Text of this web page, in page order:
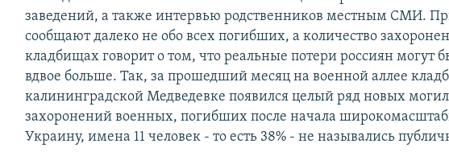
заведений, а также интервью родственников местным СМИ.
сообщают далеко не обо всех погибших, а количество
кладбищах говорит о том, что реальные потери россиян могут
вдвое больше. Так, за прошедший месяц на военной аллее
калининградской Медведевке появился целый ряд новых
захоронений военных, погибших после начала
Украину, имена 11 человек - то есть 38% - не назывались